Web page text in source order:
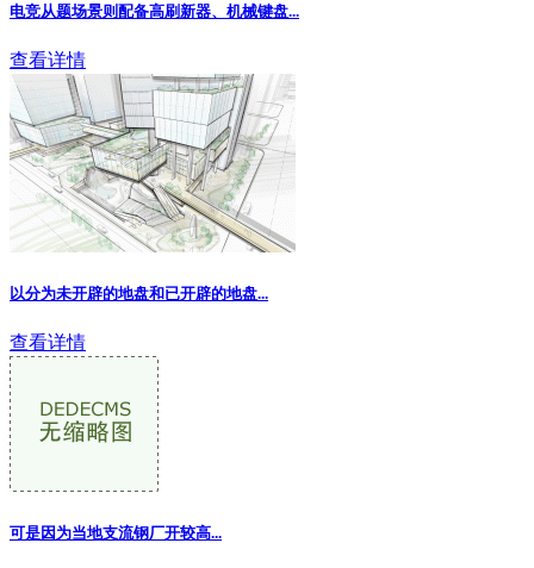
电竞从题场景则配备高刷新器、机械键盘...
查看详情
以分为未开辟的地盘和已开辟的地盘...
查看详情
可是因为当地支流钢厂开较高...